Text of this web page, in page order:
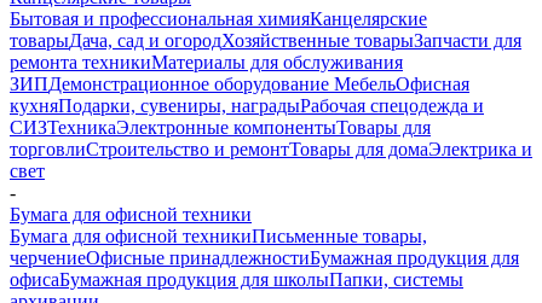
Бытовая и профессиональная химияКанцелярские
товарыДача, сад и огородХозяйственные товарыЗапчасти для
ремонта техникиМатериалы для обслуживания
ЗИПДемонстрационное оборудование МебельОфисная
кухняПодарки, сувениры, наградыРабочая спецодежда и
СИЗТехникаЭлектронные компонентыТовары для
торговлиСтроительство и ремонтТовары для домаЭлектрика и
свет
-
Бумага для офисной техники
Бумага для офисной техникиПисьменные товары,
черчениеОфисные принадлежностиБумажная продукция для
офисаБумажная продукция для школыПапки, системы